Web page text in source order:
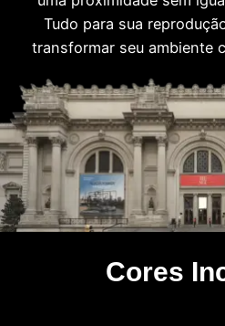
Tudo para sua
transformar seu ambiente
Cores